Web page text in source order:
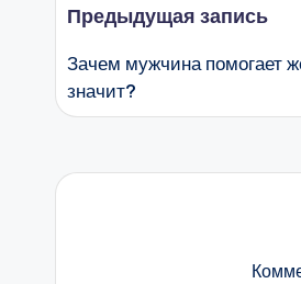
Навигация
записи
Предыдущая запись
Зачем мужчина помогает
значит?